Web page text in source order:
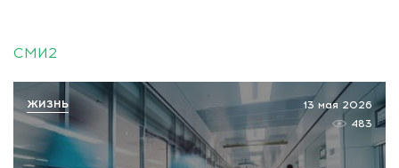
СМИ2
13 мая 2026
483
ЖИЗНЬ